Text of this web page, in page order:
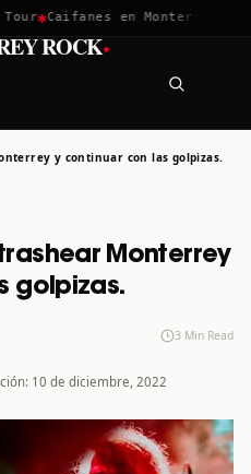
✱Caifanes en Monterrey · 12
ROCK·
y continuar con las golpizas.
Monterrey
golpizas.
3 Min Read
10 de diciembre, 2022